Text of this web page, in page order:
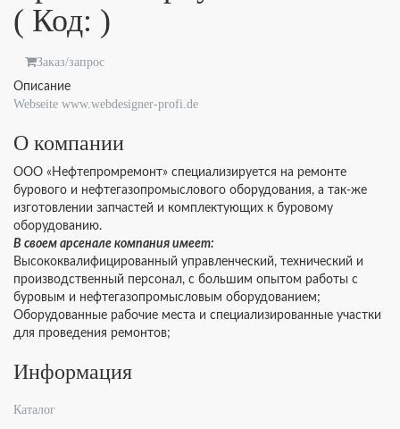
( Код: )
Заказ/запрос
Описание
Webseite www.webdesigner-profi.de
О компании
ООО «Нефтепромремонт» специализируется на ремонте
бурового и нефтегазопромыслового оборудования, а так-же
изготовлении запчастей и комплектующих к буровому
оборудованию.
В своем арсенале компания имеет:
Высококвалифицированный управленческий, технический и
производственный персонал, с большим опытом работы с
буровым и нефтегазопромысловым оборудованием;
Оборудованные рабочие места и специализированные участки
для проведения ремонтов;
Информация
Каталог